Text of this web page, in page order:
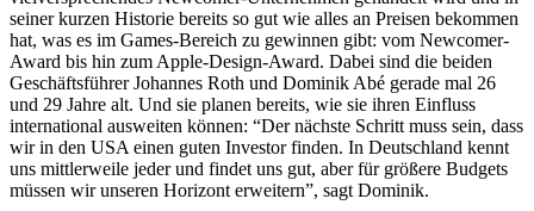
seiner kurzen Historie bereits so gut wie alles an Preisen bekommen
hat, was es im Games-Bereich zu gewinnen gibt: vom Newcomer-
Award bis hin zum Apple-Design-Award. Dabei sind die beiden
Geschäftsführer Johannes Roth und Dominik Abé gerade mal 26
und 29 Jahre alt. Und sie planen bereits, wie sie ihren Einfluss
international ausweiten können: “Der nächste Schritt muss sein, dass
wir in den USA einen guten Investor finden. In Deutschland kennt
uns mittlerweile jeder und findet uns gut, aber für größere Budgets
müssen wir unseren Horizont erweitern”, sagt Dominik.